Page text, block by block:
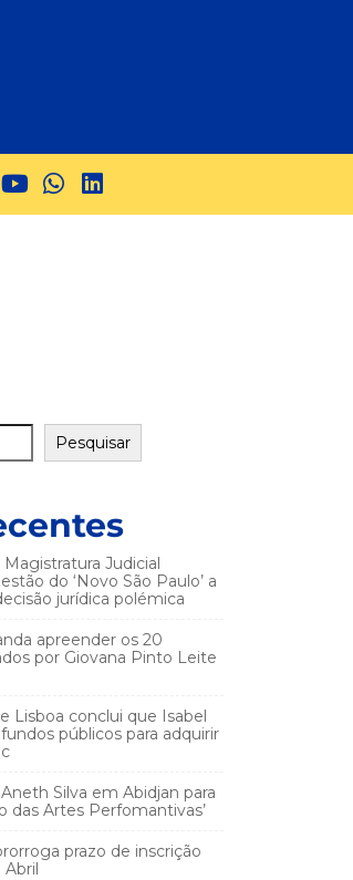
Pesquisar
Judicial
do ‘Novo São Paulo’ a
jurídica polémica
apreender os 20
por Giovana Pinto Leite
Lisboa conclui que Isabel
públicos para adquirir
Silva em Abidjan para
das Artes Perfomantivas’
prazo de inscrição
Abril